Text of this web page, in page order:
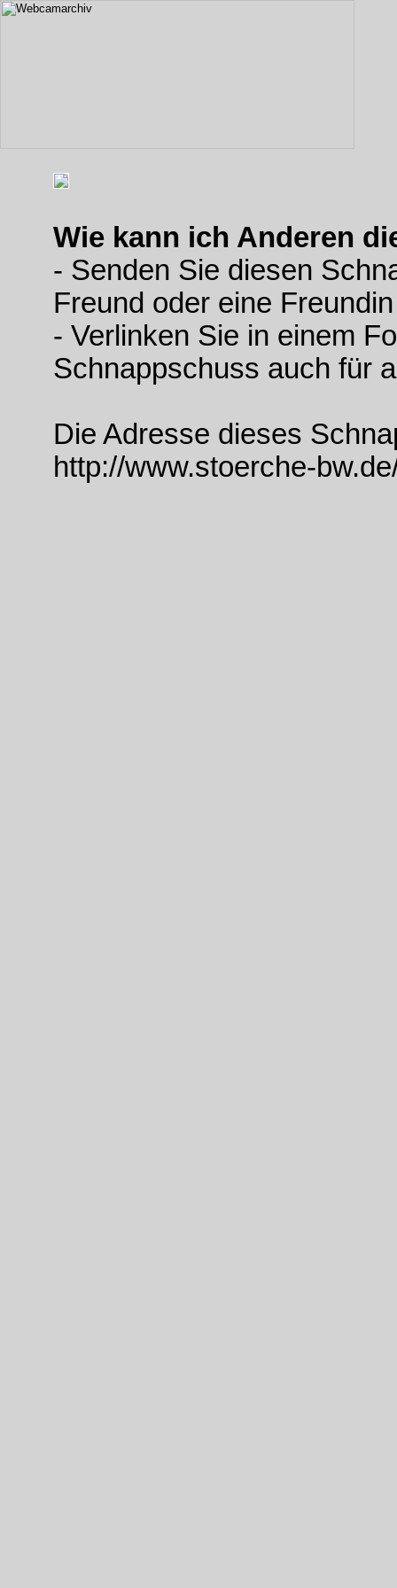
Wie kann ich Anderen
- Senden Sie diesen
Freund oder eine
- Verlinken Sie in einem
Schnappschuss auch für
Die Adresse dieses
http://www.stoerche-